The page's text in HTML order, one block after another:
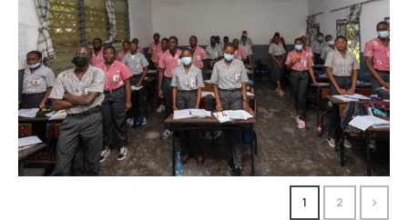
1 2